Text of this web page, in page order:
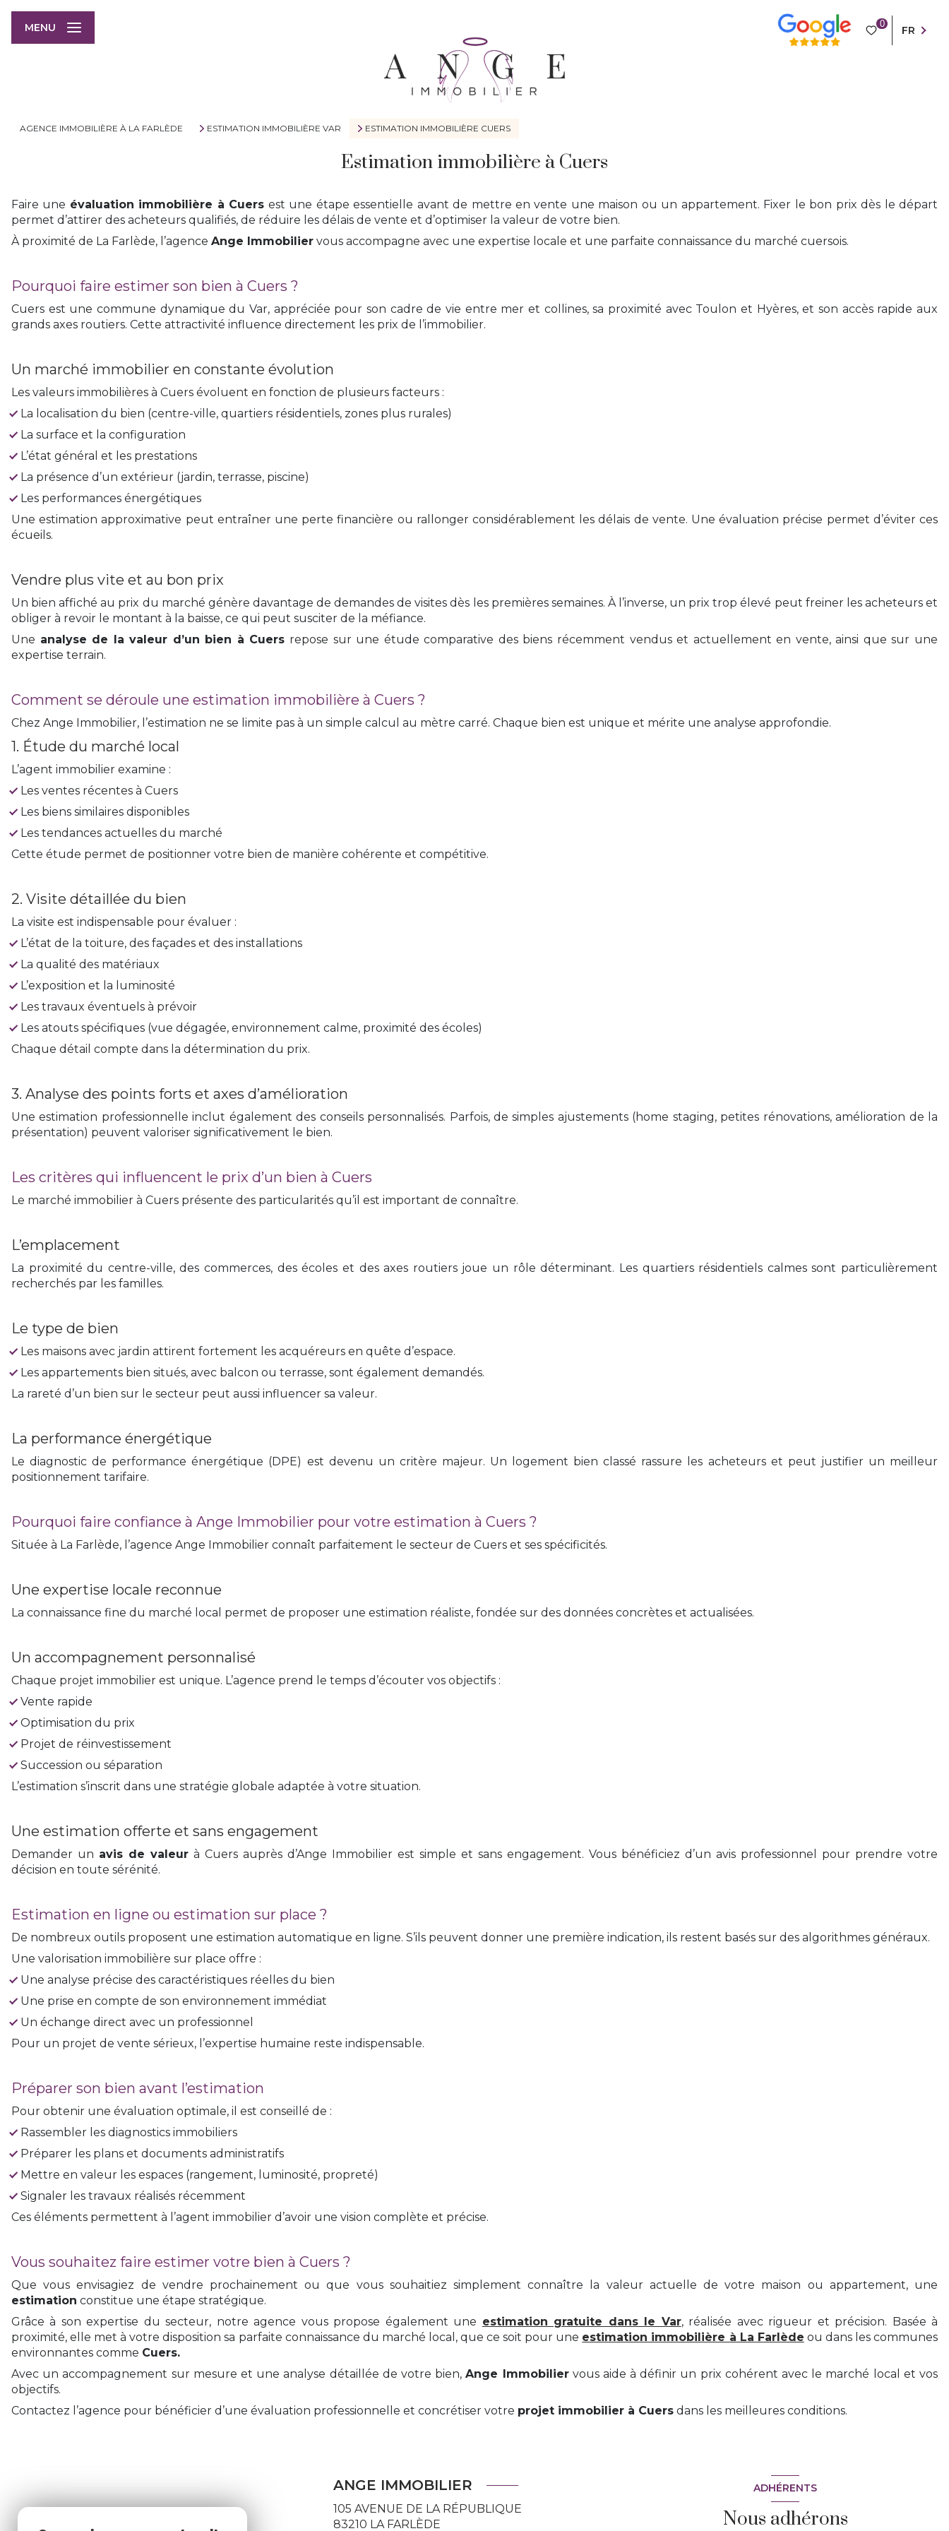
0
FR
MENU
AGENCE IMMOBILIÈRE À LA FARLÈDE ESTIMATION IMMOBILIÈRE VAR ESTIMATION IMMOBILIÈRE CUERS
Estimation immobilière à Cuers
Faire une évaluation immobilière à Cuers est une étape essentielle avant de mettre en vente une maison ou un appartement. Fixer le bon prix dès le départ
permet d’attirer des acheteurs qualifiés, de réduire les délais de vente et d’optimiser la valeur de votre bien.
À proximité de La Farlède, l’agence Ange Immobilier vous accompagne avec une expertise locale et une parfaite connaissance du marché cuersois.
Pourquoi faire estimer son bien à Cuers ?
Cuers est une commune dynamique du Var, appréciée pour son cadre de vie entre mer et collines, sa proximité avec Toulon et Hyères, et son accès rapide aux
grands axes routiers. Cette attractivité influence directement les prix de l’immobilier.
Un marché immobilier en constante évolution
Les valeurs immobilières à Cuers évoluent en fonction de plusieurs facteurs :
La localisation du bien (centre-ville, quartiers résidentiels, zones plus rurales)
La surface et la configuration
L’état général et les prestations
La présence d’un extérieur (jardin, terrasse, piscine)
Les performances énergétiques
Une estimation approximative peut entraîner une perte financière ou rallonger considérablement les délais de vente. Une évaluation précise permet d’éviter ces
écueils.
Vendre plus vite et au bon prix
Un bien affiché au prix du marché génère davantage de demandes de visites dès les premières semaines. À l’inverse, un prix trop élevé peut freiner les acheteurs et
obliger à revoir le montant à la baisse, ce qui peut susciter de la méfiance.
Une analyse de la valeur d’un bien à Cuers repose sur une étude comparative des biens récemment vendus et actuellement en vente, ainsi que sur une
expertise terrain.
Comment se déroule une estimation immobilière à Cuers ?
Chez Ange Immobilier, l’estimation ne se limite pas à un simple calcul au mètre carré. Chaque bien est unique et mérite une analyse approfondie.
1. Étude du marché local
L’agent immobilier examine :
Les ventes récentes à Cuers
Les biens similaires disponibles
Les tendances actuelles du marché
Cette étude permet de positionner votre bien de manière cohérente et compétitive.
2. Visite détaillée du bien
La visite est indispensable pour évaluer :
L’état de la toiture, des façades et des installations
La qualité des matériaux
L’exposition et la luminosité
Les travaux éventuels à prévoir
Les atouts spécifiques (vue dégagée, environnement calme, proximité des écoles)
Chaque détail compte dans la détermination du prix.
3. Analyse des points forts et axes d’amélioration
Une estimation professionnelle inclut également des conseils personnalisés. Parfois, de simples ajustements (home staging, petites rénovations, amélioration de la
présentation) peuvent valoriser significativement le bien.
Les critères qui influencent le prix d’un bien à Cuers
Le marché immobilier à Cuers présente des particularités qu’il est important de connaître.
L’emplacement
La proximité du centre-ville, des commerces, des écoles et des axes routiers joue un rôle déterminant. Les quartiers résidentiels calmes sont particulièrement
recherchés par les familles.
Le type de bien
Les maisons avec jardin attirent fortement les acquéreurs en quête d’espace.
Les appartements bien situés, avec balcon ou terrasse, sont également demandés.
La rareté d’un bien sur le secteur peut aussi influencer sa valeur.
La performance énergétique
Le diagnostic de performance énergétique (DPE) est devenu un critère majeur. Un logement bien classé rassure les acheteurs et peut justifier un meilleur
positionnement tarifaire.
Pourquoi faire confiance à Ange Immobilier pour votre estimation à Cuers ?
Située à La Farlède, l’agence Ange Immobilier connaît parfaitement le secteur de Cuers et ses spécificités.
Une expertise locale reconnue
La connaissance fine du marché local permet de proposer une estimation réaliste, fondée sur des données concrètes et actualisées.
Un accompagnement personnalisé
Chaque projet immobilier est unique. L’agence prend le temps d’écouter vos objectifs :
Vente rapide
Optimisation du prix
Projet de réinvestissement
Succession ou séparation
L’estimation s’inscrit dans une stratégie globale adaptée à votre situation.
Une estimation offerte et sans engagement
Demander un avis de valeur à Cuers auprès d’Ange Immobilier est simple et sans engagement. Vous bénéficiez d’un avis professionnel pour prendre votre
décision en toute sérénité.
Estimation en ligne ou estimation sur place ?
De nombreux outils proposent une estimation automatique en ligne. S’ils peuvent donner une première indication, ils restent basés sur des algorithmes généraux.
Une valorisation immobilière sur place offre :
Une analyse précise des caractéristiques réelles du bien
Une prise en compte de son environnement immédiat
Un échange direct avec un professionnel
Pour un projet de vente sérieux, l’expertise humaine reste indispensable.
Préparer son bien avant l’estimation
Pour obtenir une évaluation optimale, il est conseillé de :
Rassembler les diagnostics immobiliers
Préparer les plans et documents administratifs
Mettre en valeur les espaces (rangement, luminosité, propreté)
Signaler les travaux réalisés récemment
Ces éléments permettent à l’agent immobilier d’avoir une vision complète et précise.
Vous souhaitez faire estimer votre bien à Cuers ?
Que vous envisagiez de vendre prochainement ou que vous souhaitiez simplement connaître la valeur actuelle de votre maison ou appartement, une
estimation constitue une étape stratégique.
Grâce à son expertise du secteur, notre agence vous propose également une estimation gratuite dans le Var, réalisée avec rigueur et précision. Basée à
proximité, elle met à votre disposition sa parfaite connaissance du marché local, que ce soit pour une estimation immobilière à La Farlède ou dans les communes
environnantes comme Cuers.
Avec un accompagnement sur mesure et une analyse détaillée de votre bien,Ange Immobiliervous aide à définir un prix cohérent avec le marché local et vos
objectifs.
Contactez l’agence pour bénéficier d’une évaluation professionnelle et concrétiser votre projet immobilier à Cuers dans les meilleures conditions.
ANGE IMMOBILIER
105 AVENUE DE LA RÉPUBLIQUE
83210 LA FARLÈDE
ADHÉRENTS
Nous adhérons